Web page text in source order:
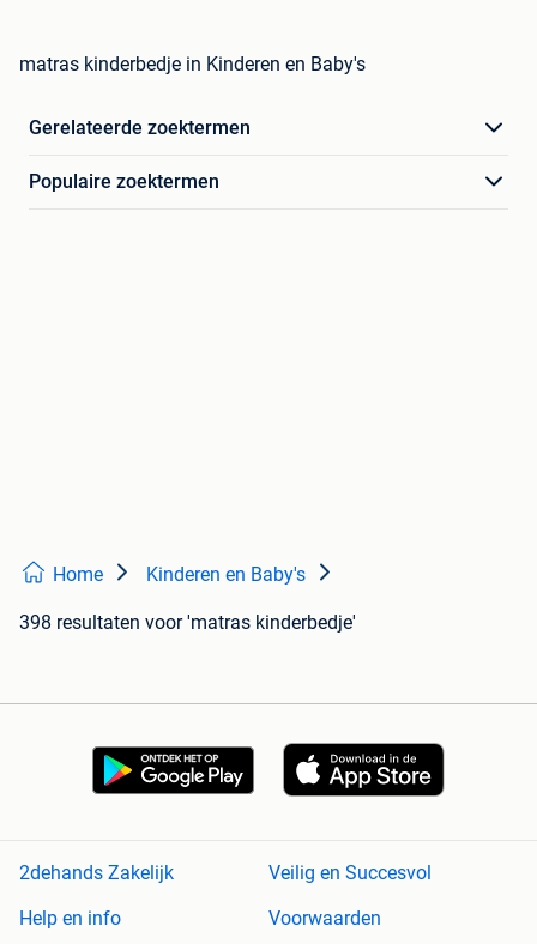
matras kinderbedje in Kinderen en Baby's
Gerelateerde zoektermen
Populaire zoektermen
Home Kinderen en Baby's
398 resultaten voor 'matras kinderbedje'
2dehands Zakelijk
Veilig en Succesvol
Help en info
Voorwaarden